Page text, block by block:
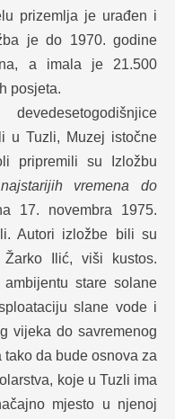
prizemlja je urađen i
je do 1970. godine
a imala je 21.500
posjeta.
u Tuzli, Muzej istočne
pripremili su Izložbu
vremena do
17. novembra 1975.
Autori izložbe bili su
Ilić, viši kustos.
stare solane
slane vode i
vijeka do savremenog
da bude osnova za
koje u Tuzli ima
mjesto u njenoj